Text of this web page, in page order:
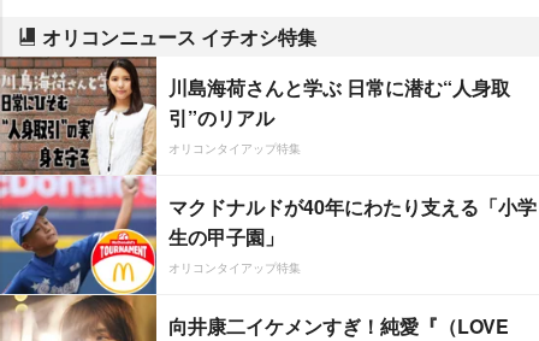
オリコンニュース イチオシ特集
川島海荷さんと学ぶ 日常に潜む“人身取
引”のリアル
オリコンタイアップ特集
マクドナルドが40年にわたり支える「小学
生の甲子園」
オリコンタイアップ特集
向井康二イケメンすぎ！純愛『（LOVE